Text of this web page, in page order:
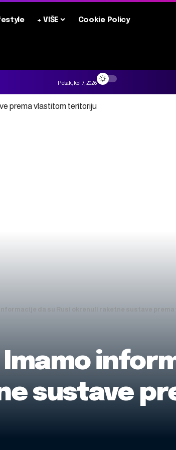
+ VIŠE Cookie Policy
Petak, kol 7, 2026
sustave